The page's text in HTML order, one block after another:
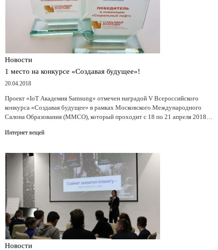
Новости
1 место на конкурсе «Создавая будущее»!
20.04.2018
Проект «IoT Академия Samsung» отмечен наградой V Всероссийского
конкурса «Создавая будущее» в рамках Московского Международного
Салона Образования (ММСО), который проходит с 18 по 21 апреля 2018…
Интернет вещей
Новости